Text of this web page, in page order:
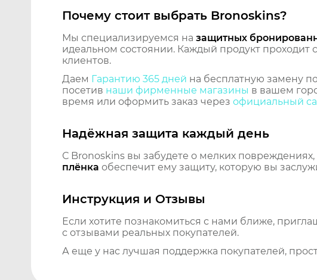
Почему стоит выбрать Bronoskins?
Мы специализируемся на защитных
идеальном состоянии. Каждый продукт проходит
клиентов.
Даем Гарантию 365 дней на бесплатную замену
посетив наши фирменные магазины в вашем
время или оформить заказ через официальный
Надёжная защита каждый день
С Bronoskins вы забудете о мелких повреждениях,
плёнка обеспечит ему защиту, которую вы
Инструкция и Отзывы
Если хотите познакомиться с нами ближе,
с отзывами реальных покупателей.
А еще у нас лучшая поддержка покупателей,